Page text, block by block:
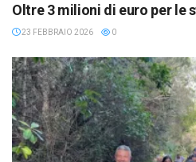
Oltre 3 milioni di euro per le
23 FEBBRAIO 2026 0